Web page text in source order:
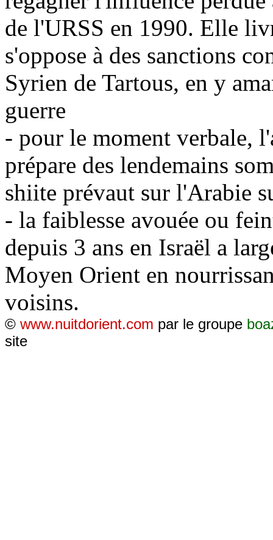
de l'URSS en 1990. Elle
s'oppose à des sanctions
Syrien de Tartous, en y
guerre
- pour le moment verbale,
prépare des lendemains
shiite prévaut sur l'Arabie
- la faiblesse avouée ou
depuis 3 ans en Israël a
Moyen Orient en
voisins.
© www.nuitdorient.com par le groupe
site